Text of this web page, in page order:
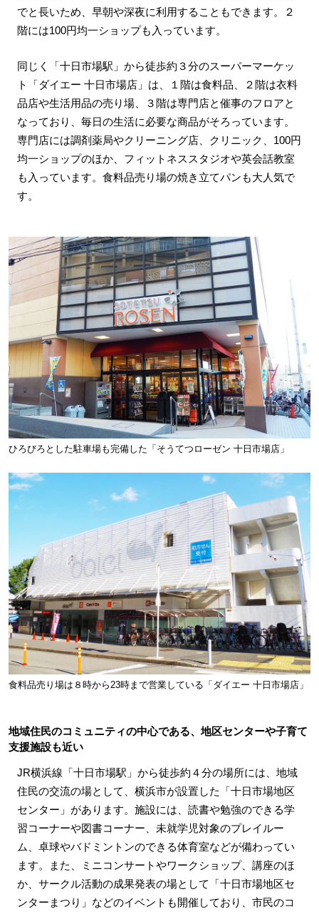
でと長いため、早朝や深夜に利用することもできます。２
階には100円均一ショップも入っています。
同じく「十日市場駅」から徒歩約３分のスーパーマーケッ
ト「ダイエー 十日市場店」は、１階は食料品、２階は衣料
品店や生活用品の売り場、３階は専門店と催事のフロアと
なっており、毎日の生活に必要な商品がそろっています。
専門店には調剤薬局やクリーニング店、クリニック、100円
均一ショップのほか、フィットネススタジオや英会話教室
も入っています。食料品売り場の焼き立てパンも大人気で
す。
ひろびろとした駐車場も完備した「そうてつローゼン 十日市場店」
食料品売り場は８時から23時まで営業している「ダイエー 十日市場店」
地域住民のコミュニティの中心である、地区センターや子育て
支援施設も近い
JR横浜線「十日市場駅」から徒歩約４分の場所には、地域
住民の交流の場として、横浜市が設置した「十日市場地区
センター」があります。施設には、読書や勉強のできる学
習コーナーや図書コーナー、未就学児対象のプレイルー
ム、卓球やバドミントンのできる体育室などが備わってい
ます。また、ミニコンサートやワークショップ、講座のほ
か、サークル活動の成果発表の場として「十日市場地区セ
ンターまつり」などのイベントも開催しており、市民のコ